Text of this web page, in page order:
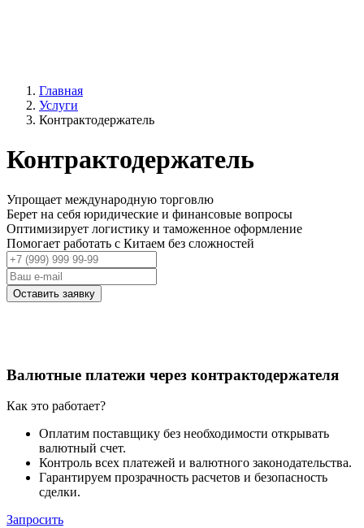
Главная
Услуги
Контрактодержатель
Контрактодержатель
Упрощает международную торговлю
Берет на себя юридические и финансовые вопросы
Оптимизирует логистику и таможенное оформление
Помогает работать с Китаем без сложностей
Оставить заявку
Валютные платежи через контрактодержателя
Как это работает?
Оплатим поставщику без необходимости открывать
валютный счет.
Контроль всех платежей и валютного законодательства.
Гарантируем прозрачность расчетов и безопасность
сделки.
Запросить